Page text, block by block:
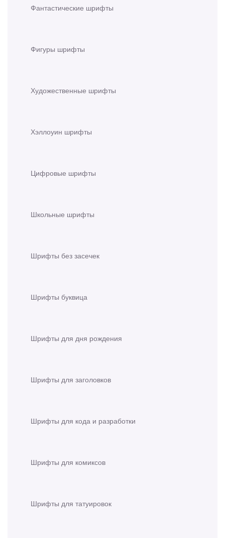
Фантастические шрифты
Фигуры шрифты
Художественные шрифты
Хэллоуин шрифты
Цифровые шрифты
Школьные шрифты
Шрифты без засечек
Шрифты буквица
Шрифты для дня рождения
Шрифты для заголовков
Шрифты для кода и разработки
Шрифты для комиксов
Шрифты для татуировок